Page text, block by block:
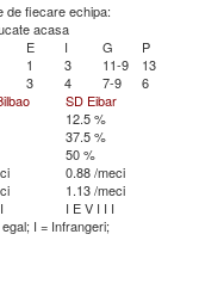
de fiecare echipa:
acasa
E I G
P
1 3 11-9
13
3 4 7-9
6
SD Eibar
12.5 %
37.5 %
50 %
0.88 /meci
1.13 /meci
I I EV I I I
I = Infrangeri;